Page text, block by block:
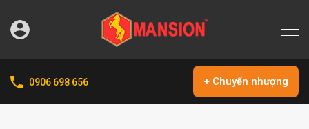
0906 698 656 + Chuyển nhượng